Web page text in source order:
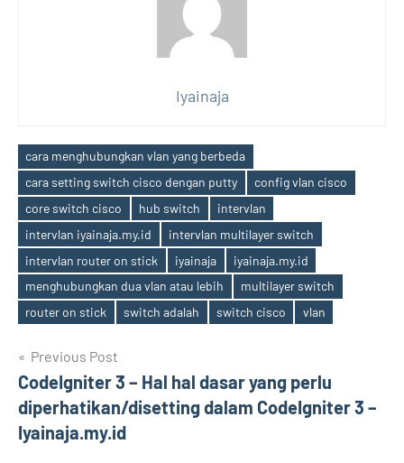
Iyainaja
Tags
cara menghubungkan vlan yang berbeda
cara setting switch cisco dengan putty
config vlan cisco
core switch cisco
hub switch
intervlan
intervlan iyainaja.my.id
intervlan multilayer switch
intervlan router on stick
iyainaja
iyainaja.my.id
menghubungkan dua vlan atau lebih
multilayer switch
router on stick
switch adalah switch cisco vlan
Post
navigation
Previous Post
CodeIgniter 3 – Hal hal dasar yang perlu
diperhatikan/disetting dalam CodeIgniter 3 –
Iyainaja.my.id